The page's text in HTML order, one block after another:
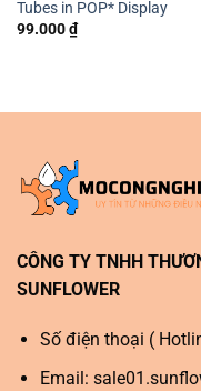
Tubes in POP* Display
99.000₫
CÔNG TY TNHH
SUNFLOWER
Số điện thoại (
Email: